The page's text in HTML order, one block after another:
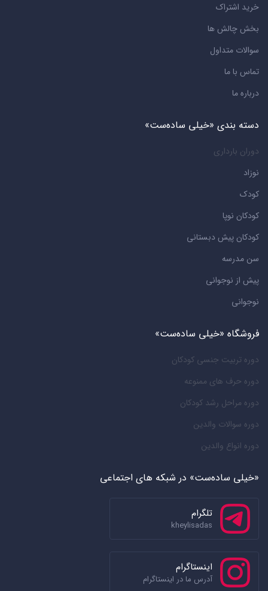
خرید اشتراک
بخش چالش ها
سوالات متداول
تماس با ما
درباره ما
دسته بندی «خیلی ساده‌ست»
دوران بارداری
نوزاد
کودک
کودکان نوپا
کودکان پیش دبستانی
سن مدرسه
پیش از نوجوانی
نوجوانی
فروشگاه «خیلی ساده‌ست»
دوره تربیت جنسی کودکان
دوره حرف های ممنوعه
دوره مراحل رشد کودکان
دوره سوالات والدین
دوره انواع والدین
«خیلی ساده‌ست» در شبکه های اجتماعی
تلگرام
kheylisadas
اینستاگرام
آدرس ما در اینستاگرام